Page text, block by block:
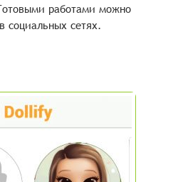
работами можно
социальных сетях.